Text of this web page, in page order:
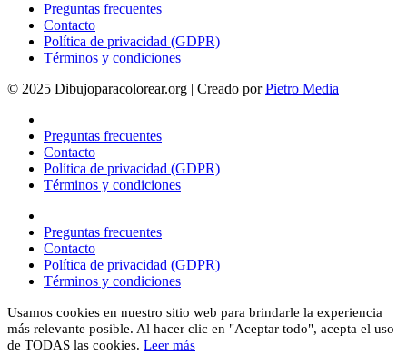
Preguntas frecuentes
Contacto
Política de privacidad (GDPR)
Términos y condiciones
© 2025 Dibujoparacolorear.org | Creado porPietro Media
Preguntas frecuentes
Contacto
Política de privacidad (GDPR)
Términos y condiciones
Preguntas frecuentes
Contacto
Política de privacidad (GDPR)
Términos y condiciones
Usamos cookies en nuestro sitio web para brindarle la experiencia
más relevante posible. Al hacer clic en "Aceptar todo", acepta el uso
de TODAS las cookies. Leer más